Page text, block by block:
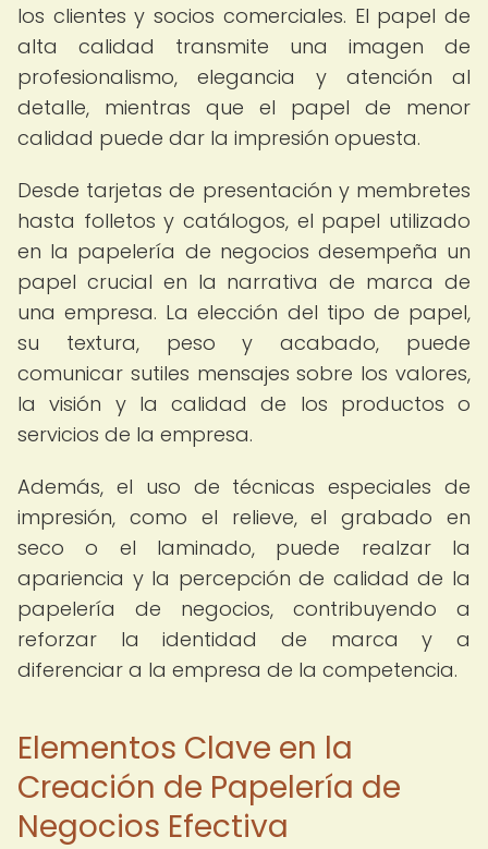
los clientes y socios comerciales. El papel de
alta calidad transmite una imagen de
profesionalismo, elegancia y atención al
detalle, mientras que el papel de menor
calidad puede dar la impresión opuesta.
Desde tarjetas de presentación y membretes
hasta folletos y catálogos, el papel utilizado
en la papelería de negocios desempeña un
papel crucial en la narrativa de marca de
una empresa. La elección del tipo de papel,
su textura, peso y acabado, puede
comunicar sutiles mensajes sobre los valores,
la visión y la calidad de los productos o
servicios de la empresa.
Además, el uso de técnicas especiales de
impresión, como el relieve, el grabado en
seco o el laminado, puede realzar la
apariencia y la percepción de calidad de la
papelería de negocios, contribuyendo a
reforzar la identidad de marca y a
diferenciar a la empresa de la competencia.
Elementos Clave en la
Creación de Papelería de
Negocios Efectiva